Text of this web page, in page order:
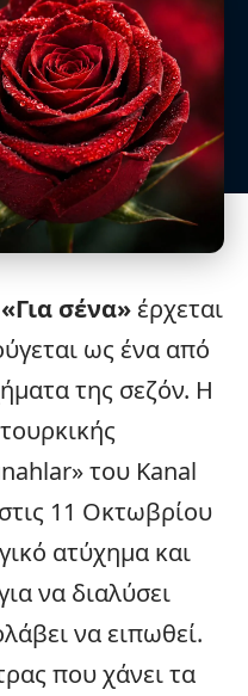
«Για σένα» έρχεται
ως ένα από
της σεζόν. Η
του Kanal
στις 11 Οκτωβρίου
ατύχημα και
να διαλύσει
να ειπωθεί.
που χάνει τα